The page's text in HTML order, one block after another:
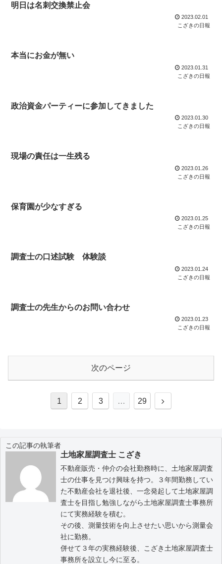
明日は名刺交換禁止会
2023.02.01
こざきの日報
本当にお金が無い
2023.01.31
こざきの日報
政治資金パーティーに参加してきました
2023.01.30
こざきの日報
現場の責任は一生残る
2023.01.26
こざきの日報
保育園が少なすぎる
2023.01.25
こざきの日報
調査士の口述試験 体験談
2023.01.24
こざきの日報
調査士の先生からのお問い合わせ
2023.01.23
こざきの日報
次のページ
1 2 3 … 29
この記事の執筆者
土地家屋調査士 こざき
不動産販売・仲介の会社勤務時に、土地家屋調査
士の仕事を見つけ興味を持つ。３年間勤務してい
た不動産会社を退社後、一念発起して土地家屋調
査士を目指し勉強しながら土地家屋調査士事務所
にて実務経験を積む。
その後、測量技術を向上させたい思いから測量会
社に勤務。
併せて３年の実務経験後、こざき土地家屋調査士
事務所を設立し今に至る。